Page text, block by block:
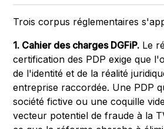
Trois corpus réglementaires
1. Cahier des charges DGFiP. Le
certification des PDP exige que
de l'identité et de la réalité
entreprise raccordée. Une PDP
société fictive ou une coquille
vecteur potentiel de fraude à la